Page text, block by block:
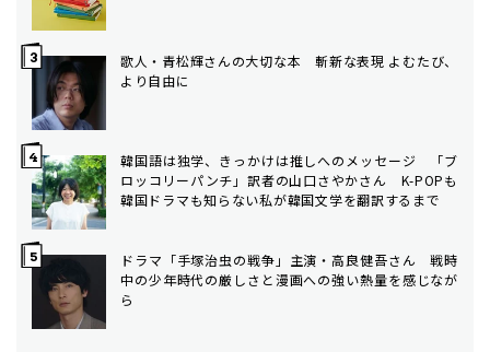
歌人・青松輝さんの大切な本 斬新な表現 よむたび、
より自由に
韓国語は独学、きっかけは推しへのメッセージ 「ブ
ロッコリーパンチ」訳者の山口さやかさん K-POPも
韓国ドラマも知らない私が韓国文学を翻訳するまで
ドラマ「手塚治虫の戦争」主演・高良健吾さん 戦時
中の少年時代の厳しさと漫画への強い熱量を感じなが
ら